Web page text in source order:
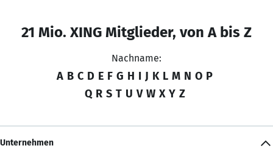
21 Mio. XING Mitglieder, von A bis Z
Nachname:
A B C D E F G H I J K L M N O P
Q R S T U V W X Y Z
Unternehmen